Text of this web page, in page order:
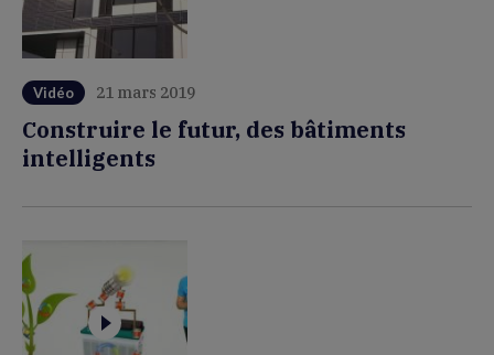
Vidéo 21 mars 2019
Construire le futur, des bâtiments
intelligents